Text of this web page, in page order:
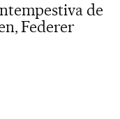
de
Federer